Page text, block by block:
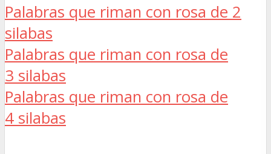
Palabras que riman con rosa de 2
silabas
Palabras que riman con rosa de
3 silabas
Palabras que riman con rosa de
4 silabas